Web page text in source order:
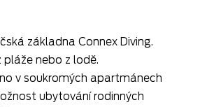
základna Connex Diving.
nebo z lodě.
v soukromých apartmánech
ubytování rodinných